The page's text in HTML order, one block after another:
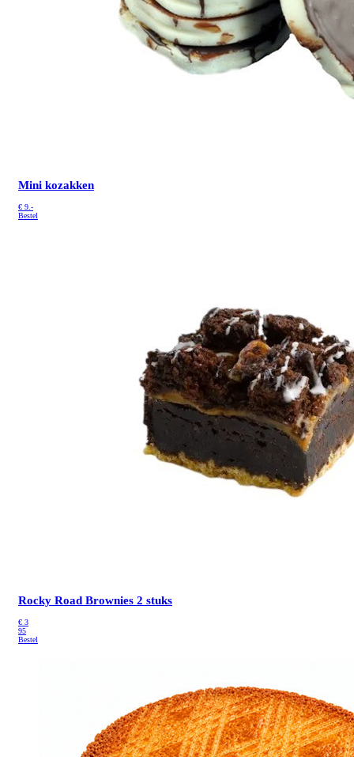
Mini kozakken
€ 9.-
Bestel
Rocky Road Brownies 2 stuks
€ 3
95
Bestel